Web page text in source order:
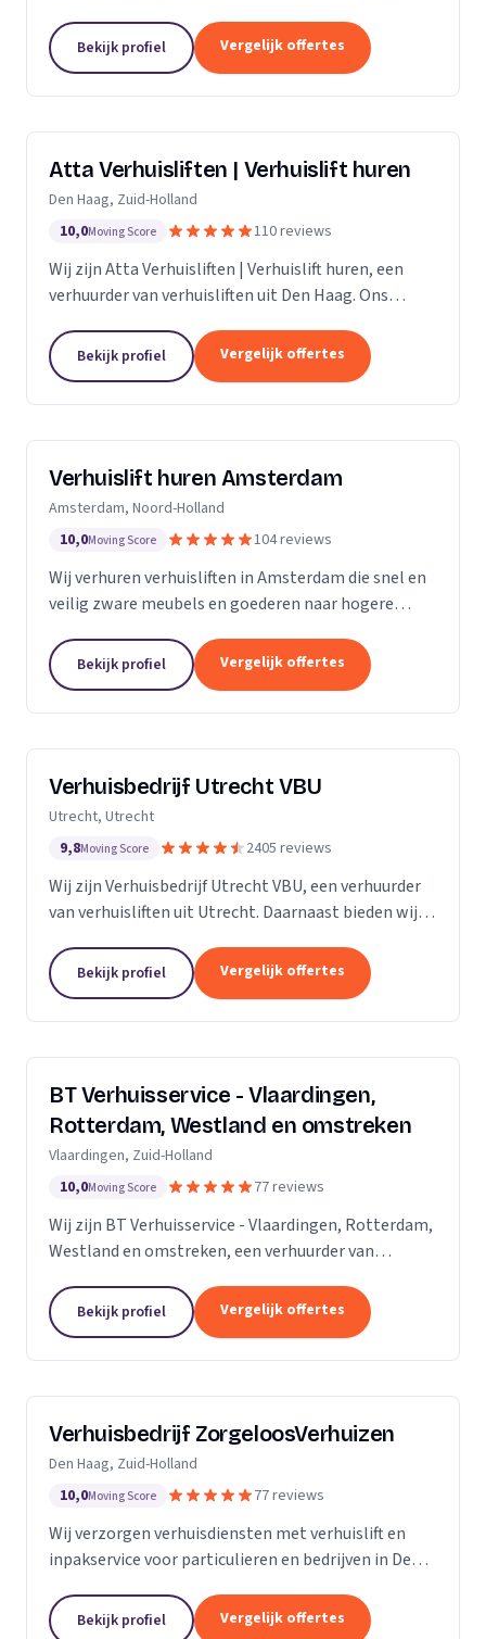
service.Bekijk profiel Vergelijk offertes
Atta Verhuisliften | Verhuislift huren
Den Haag, Zuid-Holland
10,0Moving Score 110 reviews
Wij zijn Atta Verhuisliften | Verhuislift huren, een
verhuurder van verhuisliften uit Den Haag. Ons
Bekijk profiel Vergelijk offertes
Verhuislift huren Amsterdam
Amsterdam, Noord-Holland
10,0Moving Score 104 reviews
Wij verhuren verhuisliften in Amsterdam die snel en
veilig zware meubels en goederen naar hogere
Bekijk profiel Vergelijk offertes
Verhuisbedrijf Utrecht VBU
Utrecht, Utrecht
9,8Moving Score 2405 reviews
Wij zijn Verhuisbedrijf Utrecht VBU, een verhuurder
van verhuisliften uit Utrecht. Daarnaast bieden wij
Bekijk profiel Vergelijk offertes
BT Verhuisservice - Vlaardingen,
Rotterdam, Westland en omstreken
Vlaardingen, Zuid-Holland
10,0Moving Score 77 reviews
Wij zijn BT Verhuisservice - Vlaardingen, Rotterdam,
Westland en omstreken, een verhuurder van
Zuid-Holland.
Bekijk profiel Vergelijk offertes
Verhuisbedrijf ZorgeloosVerhuizen
Den Haag, Zuid-Holland
10,0Moving Score 77 reviews
Wij verzorgen verhuisdiensten met verhuislift en
inpakservice voor particulieren en bedrijven in Den
Bekijk profiel Vergelijk offertes